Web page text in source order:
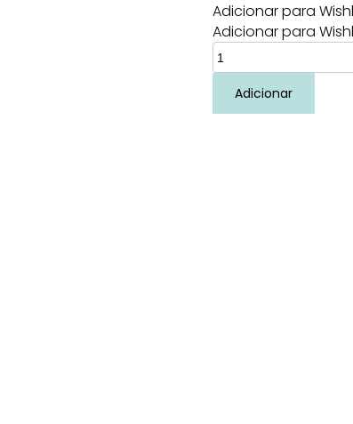
Adicionar para
Adicionar para
Quantidade
de
Mochila
anti-
Adicionar